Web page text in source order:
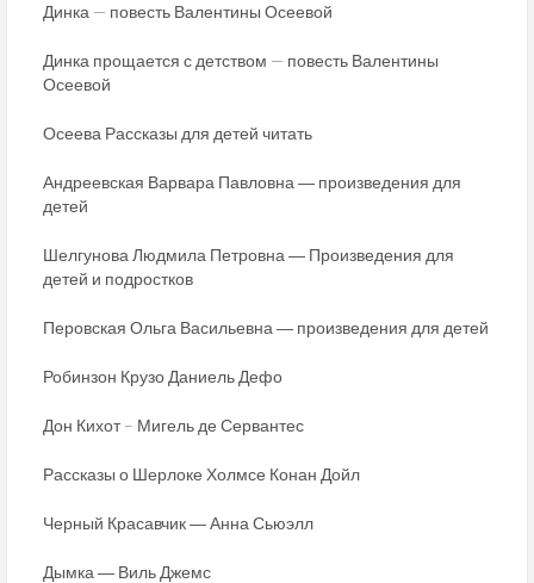
Динка — повесть Валентины Осеевой
Динка прощается с детством — повесть Валентины
Осеевой
Осеева Рассказы для детей читать
Андреевская Варвара Павловна ― произведения для
детей
Шелгунова Людмила Петровна ― Произведения для
детей и подростков
Перовская Ольга Васильевна ― произведения для детей
Робинзон Крузо Даниель Дефо
Дон Кихот – Мигель де Сервантес
Рассказы о Шерлоке Холмсе Конан Дойл
Черный Красавчик ― Анна Сьюэлл
Дымка ― Виль Джемс